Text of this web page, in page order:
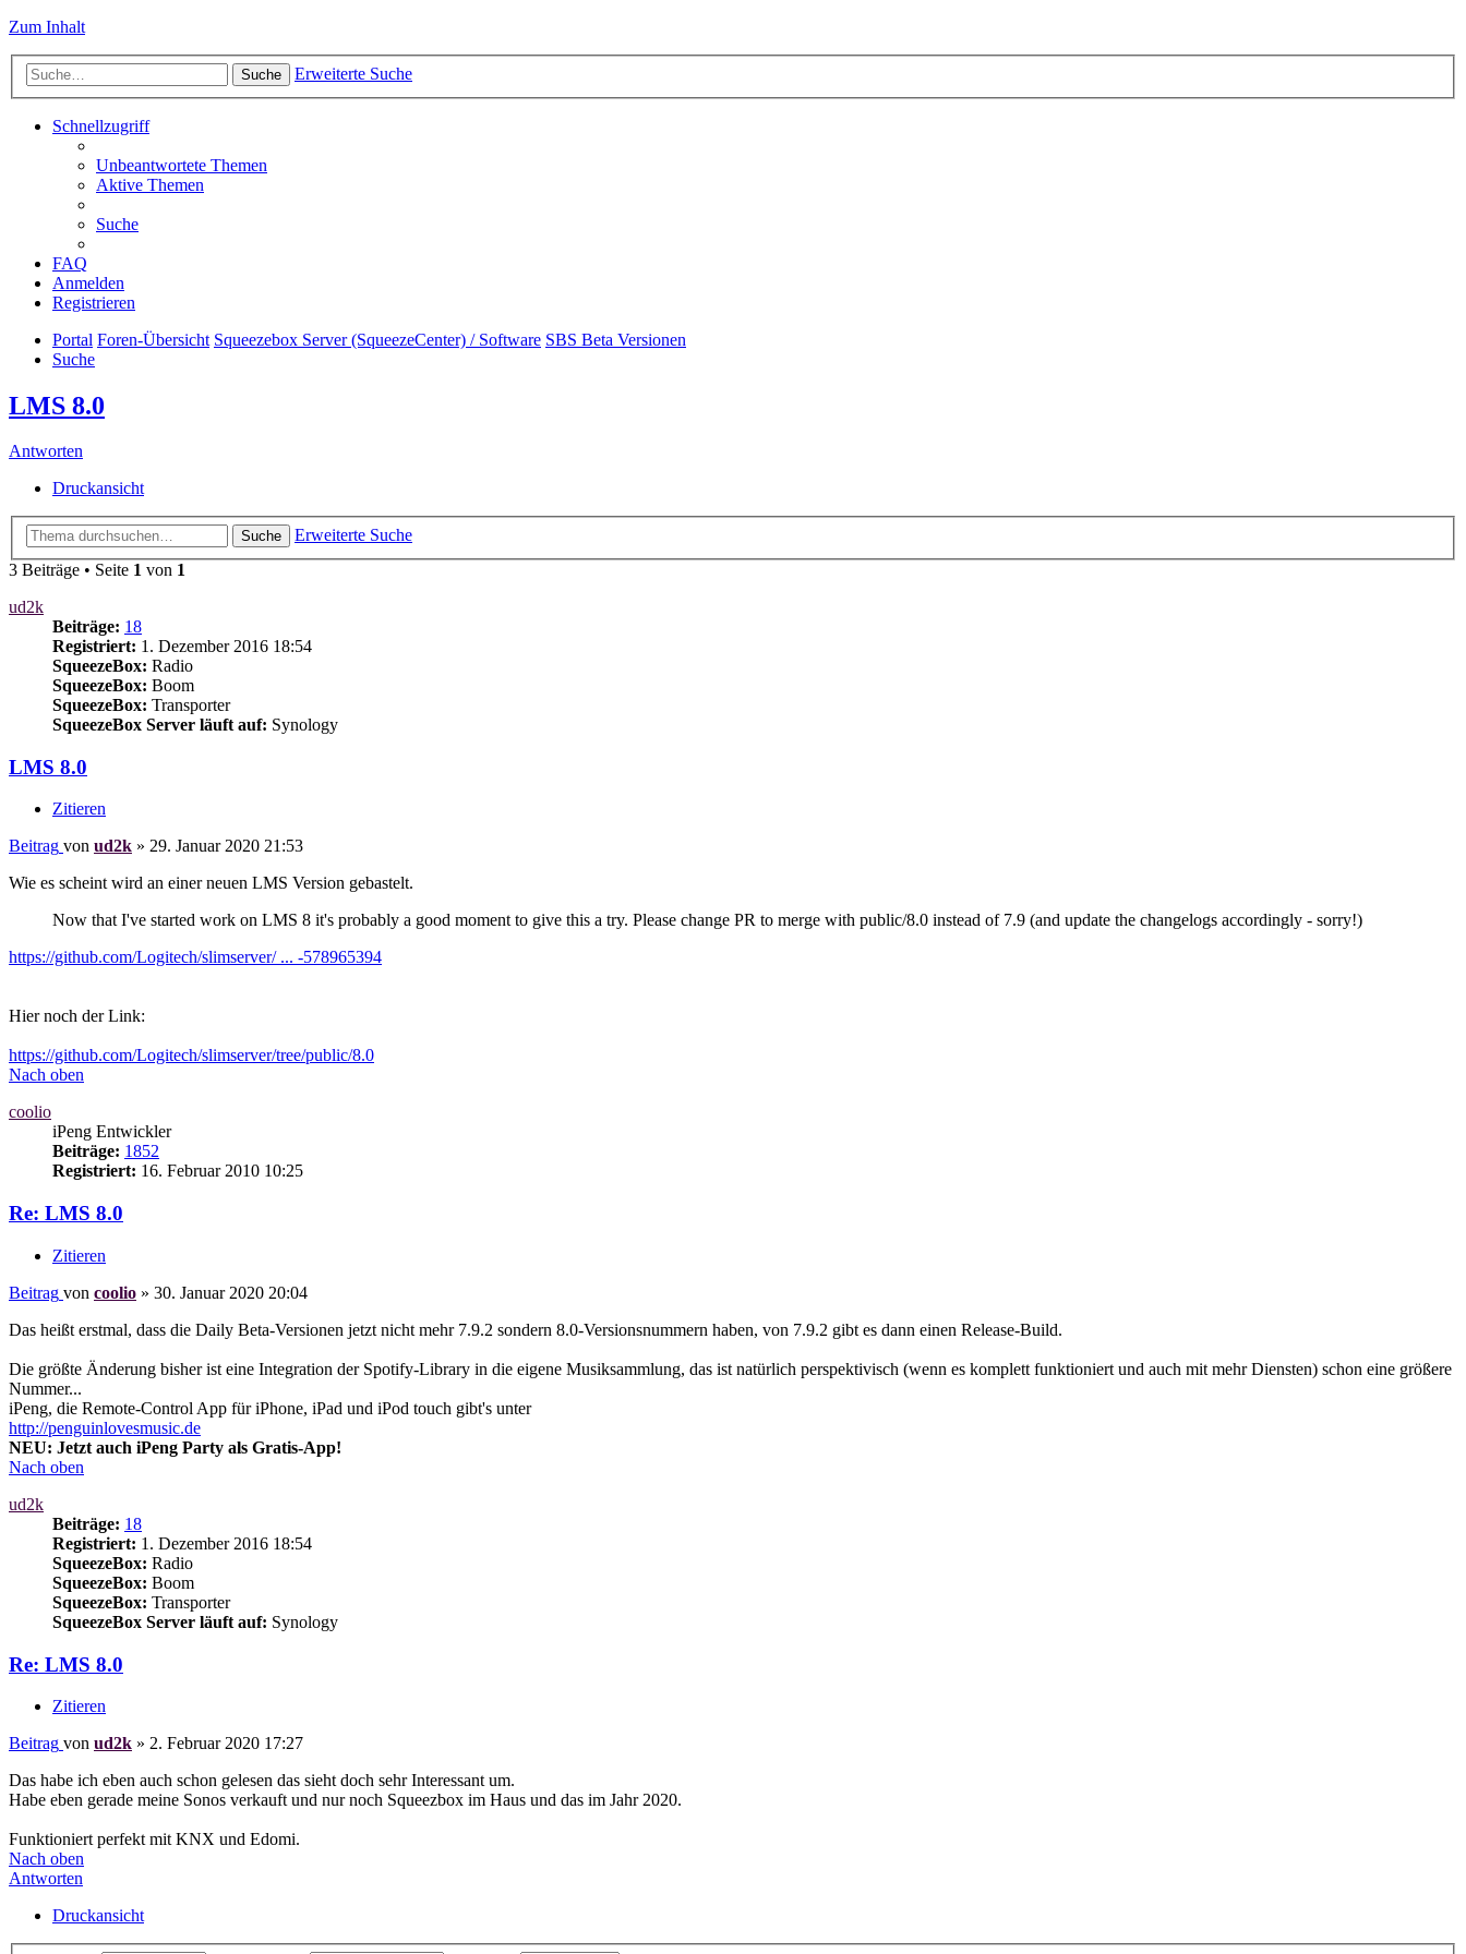
Zum Inhalt
Suche Erweiterte Suche
Schnellzugriff
Unbeantwortete Themen
Aktive Themen
Suche
FAQ
Anmelden
Registrieren
Portal Foren-Übersicht Squeezebox Server (SqueezeCenter) / Software SBS Beta Versionen
Suche
LMS 8.0
Antworten
Druckansicht
Suche
Erweiterte Suche
3 Beiträge • Seite 1 von 1
ud2k
Beiträge: 18
Registriert: 1. Dezember 2016 18:54
SqueezeBox: Radio
SqueezeBox: Boom
SqueezeBox: Transporter
SqueezeBox Server läuft auf: Synology
LMS 8.0
Zitieren
Beitrag von ud2k » 29. Januar 2020 21:53
Wie es scheint wird an einer neuen LMS Version gebastelt.
Now that I've started work on LMS 8 it's probably a good moment to give this a try. Please change PR to merge with public/8.0 instead of 7.9 (and update the changelogs accordingly - sorry!)
https://github.com/Logitech/slimserver/ ... -578965394
Hier noch der Link:
https://github.com/Logitech/slimserver/tree/public/8.0
Nach oben
coolio
iPeng Entwickler
Beiträge: 1852
Registriert: 16. Februar 2010 10:25
Re: LMS 8.0
Zitieren
Beitrag von coolio » 30. Januar 2020 20:04
Das heißt erstmal, dass die Daily Beta-Versionen jetzt nicht mehr 7.9.2 sondern 8.0-Versionsnummern haben, von 7.9.2 gibt es dann einen Release-Build.
Die größte Änderung bisher ist eine Integration der Spotify-Library in die eigene Musiksammlung, das ist natürlich perspektivisch (wenn es komplett funktioniert und auch mit mehr Diensten) schon eine größere
Nummer...
iPeng, die Remote-Control App für iPhone, iPad und iPod touch gibt's unter
http://penguinlovesmusic.de
NEU: Jetzt auch iPeng Party als Gratis-App!
Nach oben
ud2k
Beiträge: 18
Registriert: 1. Dezember 2016 18:54
SqueezeBox: Radio
SqueezeBox: Boom
SqueezeBox: Transporter
SqueezeBox Server läuft auf: Synology
Re: LMS 8.0
Zitieren
Beitrag von ud2k » 2. Februar 2020 17:27
Das habe ich eben auch schon gelesen das sieht doch sehr Interessant um.
Habe eben gerade meine Sonos verkauft und nur noch Squeezbox im Haus und das im Jahr 2020.
Funktioniert perfekt mit KNX und Edomi.
Nach oben
Antworten
Druckansicht